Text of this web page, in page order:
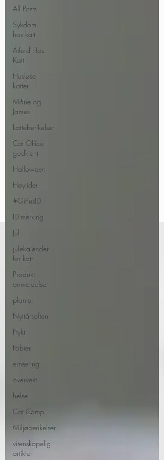
All Posts
Sykdom
hos katt
Atferd Hos
Katt
Husløse
katter
Måne og
James
katteberikelser
Cat Office
godkjent
Halloween
Høytider
#GiPusID
ID-merking
Jul
julekalender
for katt
Produkt
anmeldelse
planter
Nyttårsaften
Frykt
Fobier
ernæring
overvekt
helse
Cat Camp
Miljøberikelser
vitenskapelig
artikler